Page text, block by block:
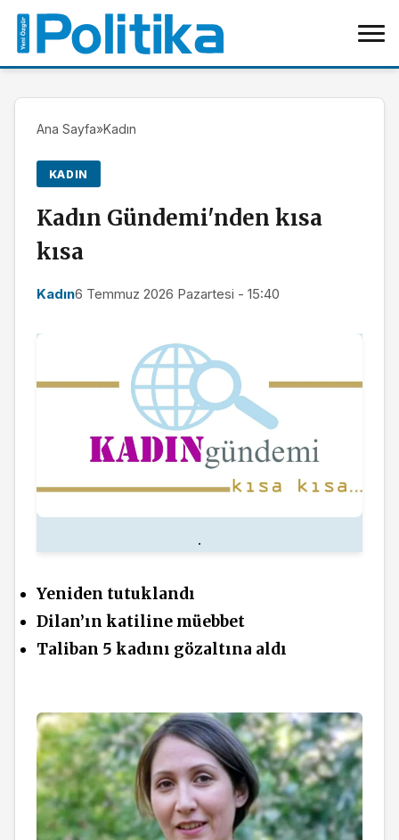
Ana Sayfa»Kadın
KADIN
Kadın Gündemi'nden kısa
kısa
Kadın6 Temmuz 2026 Pazartesi - 15:40
.
Yeniden tutuklandı
Dilan’ın katiline müebbet
Taliban 5 kadını gözaltına aldı